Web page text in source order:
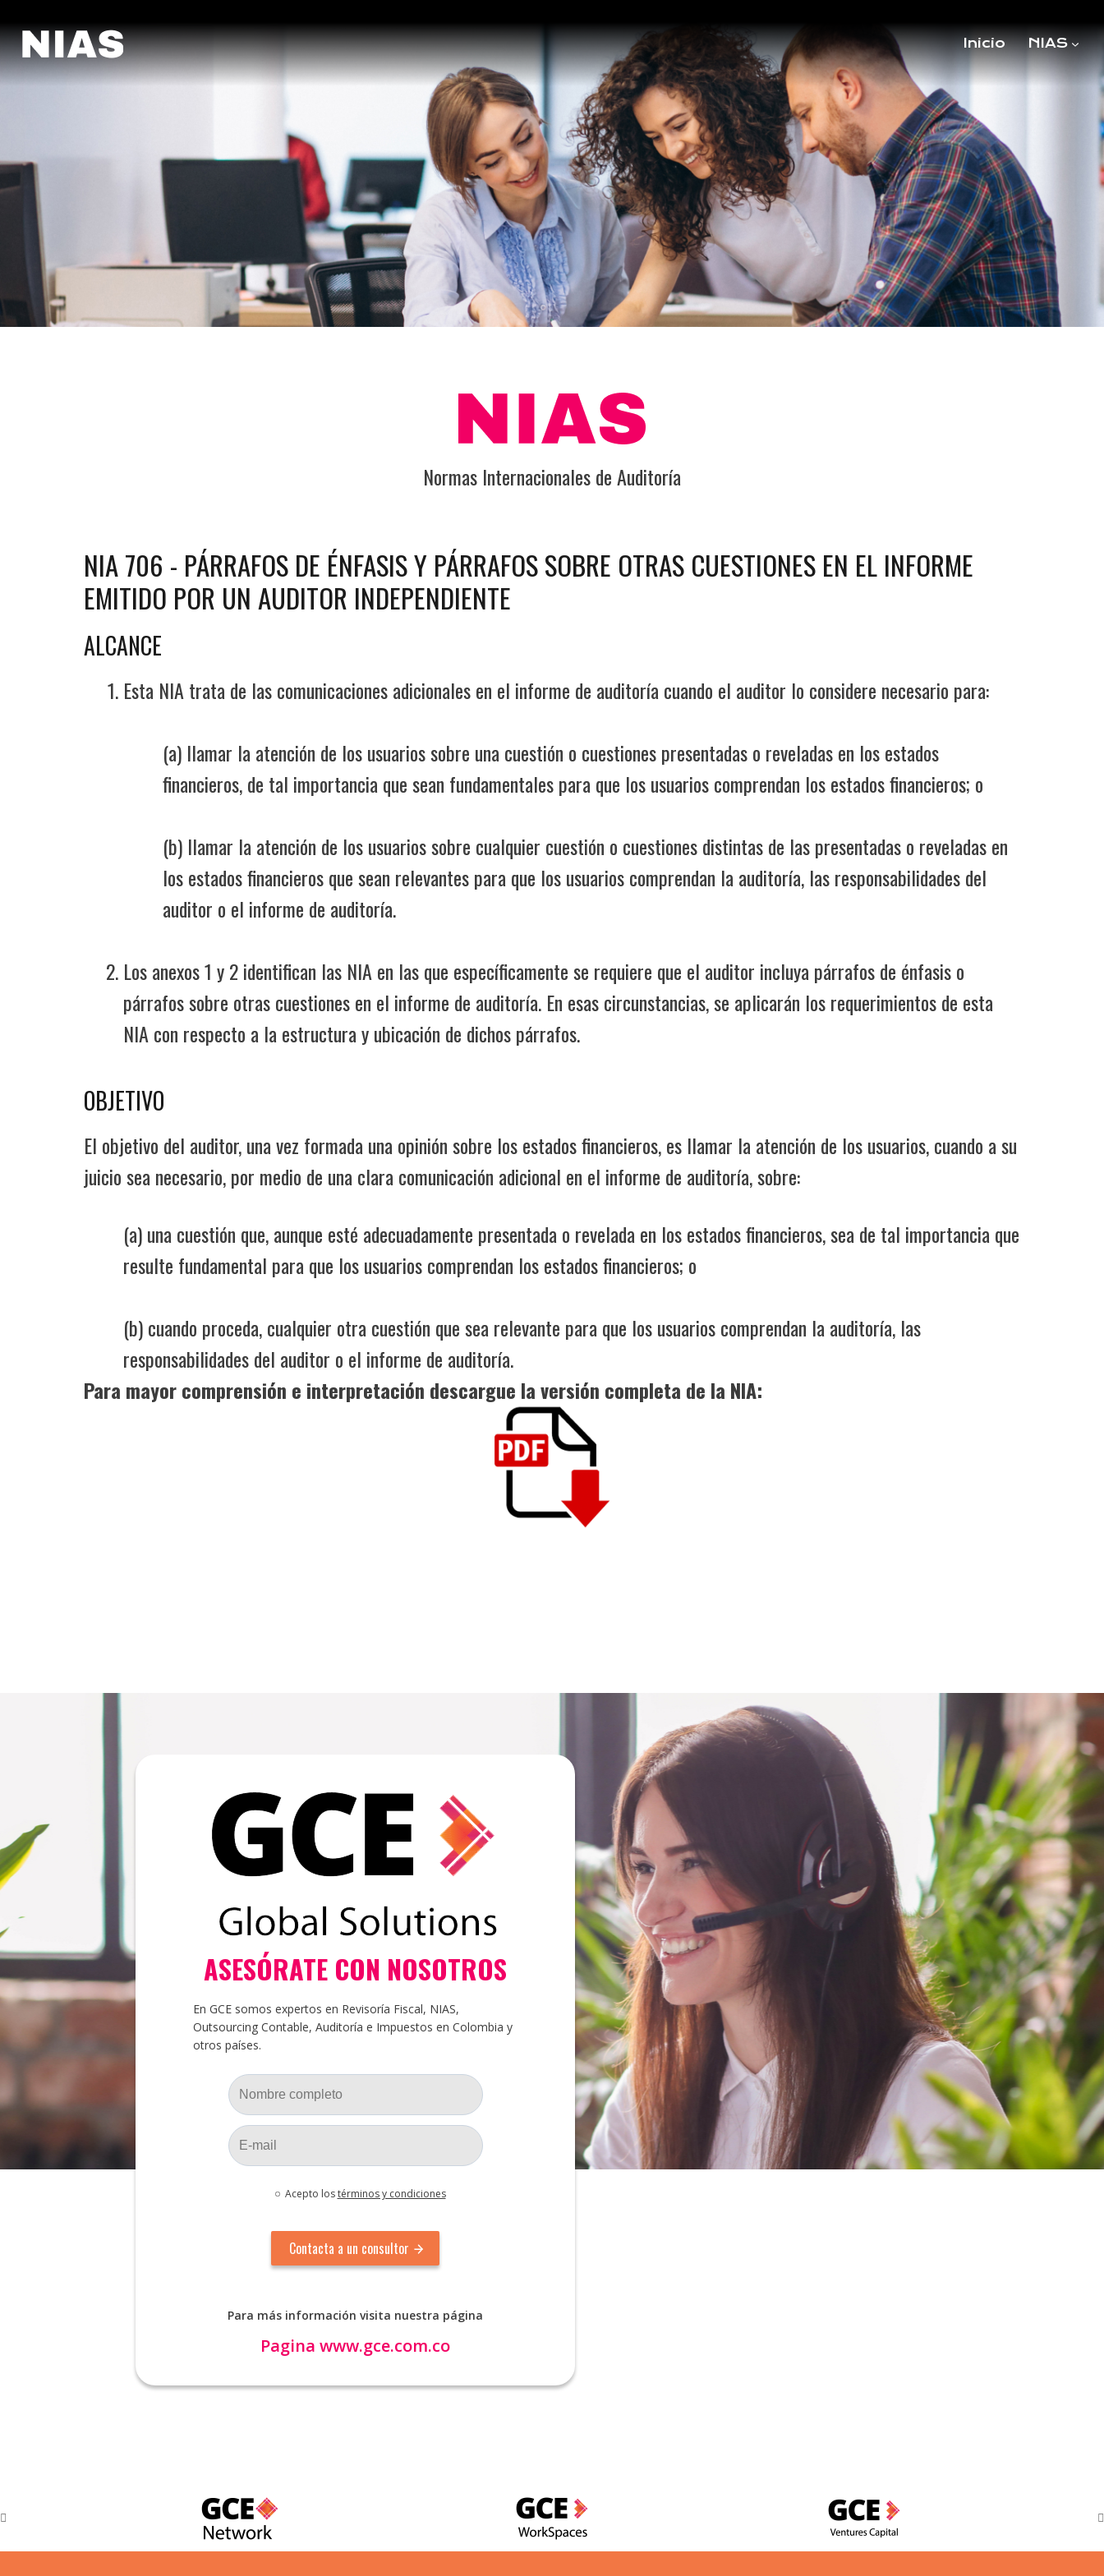
Inicio NIAS
Normas Internacionales de Auditoría
NIA 706 - PÁRRAFOS DE ÉNFASIS Y PÁRRAFOS SOBRE OTRAS CUESTIONES EN EL INFORME
EMITIDO POR UN AUDITOR INDEPENDIENTE
ALCANCE
Esta NIA trata de las comunicaciones adicionales en el informe de auditoría cuando el auditor lo considere necesario para:
(a) llamar la atención de los usuarios sobre una cuestión o cuestiones presentadas o reveladas en los estados
financieros, de tal importancia que sean fundamentales para que los usuarios comprendan los estados financieros; o
(b) llamar la atención de los usuarios sobre cualquier cuestión o cuestiones distintas de las presentadas o reveladas en
los estados financieros que sean relevantes para que los usuarios comprendan la auditoría, las responsabilidades del
auditor o el informe de auditoría.
Los anexos 1 y 2 identifican las NIA en las que específicamente se requiere que el auditor incluya párrafos de énfasis o
párrafos sobre otras cuestiones en el informe de auditoría. En esas circunstancias, se aplicarán los requerimientos de esta
NIA con respecto a la estructura y ubicación de dichos párrafos.
OBJETIVO
El objetivo del auditor, una vez formada una opinión sobre los estados financieros, es llamar la atención de los usuarios, cuando a su
juicio sea necesario, por medio de una clara comunicación adicional en el informe de auditoría, sobre:
(a) una cuestión que, aunque esté adecuadamente presentada o revelada en los estados financieros, sea de tal importancia que
resulte fundamental para que los usuarios comprendan los estados financieros; o
(b) cuando proceda, cualquier otra cuestión que sea relevante para que los usuarios comprendan la auditoría, las
responsabilidades del auditor o el informe de auditoría.
Para mayor comprensión e interpretación descargue la versión completa de la NIA:
ASESÓRATE CON NOSOTROS
En GCE somos expertos en Revisoría Fiscal, NIAS,
Outsourcing Contable, Auditoría e Impuestos en Colombia y
otros países.
Acepto lostérminos y condiciones
Para más información visita nuestra página
Pagina www.gce.com.co